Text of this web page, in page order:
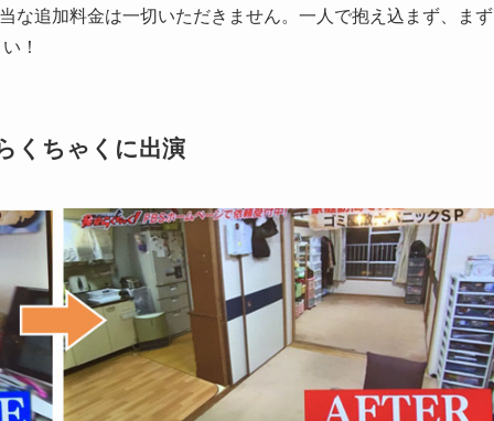
な追加料金は一切いただきません。一人で抱え込まず、まず
！
くちゃくに出演